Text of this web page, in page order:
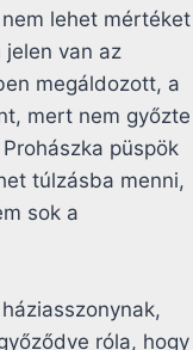
lehet mértéket
van az
megáldozott, a
mert nem győzte
püspök
túlzásba menni,
sok a
róla, hogy